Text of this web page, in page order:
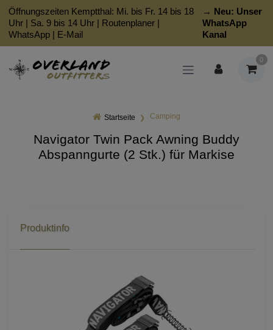
Öffnungszeiten Kemptthal: Mi. bis Fr. 14 bis 18
Uhr | Sa. 9 bis 14 Uhr | Routenplaner |
WhatsApp | E-Mail
→ Neu: Unser
WhatsApp
Kanal
0
Startseite Camping
Navigator Twin Pack Awning Buddy
Abspanngurte (2 Stk.) für Markise
Produktinfo